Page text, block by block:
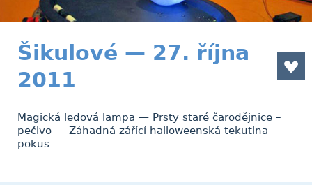
Šikulové — 27. října
2011
Magická ledová lampa — Prsty staré čarodějnice –
pečivo — Záhadná zářící halloweenská tekutina –
pokus